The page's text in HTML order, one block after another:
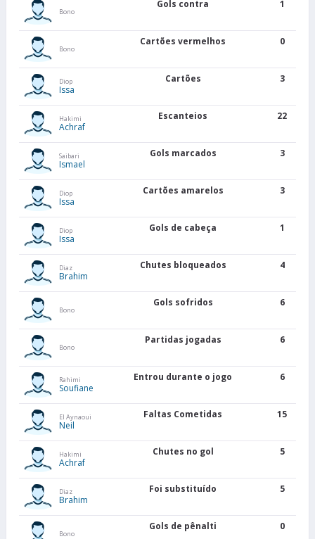
Bono
Gols contra 1
Bono
Cartões vermelhos 0
Diop
Issa
Cartões 3
Hakimi
Achraf
Escanteios 22
Saibari
Ismael
Gols marcados 3
Diop
Issa
Cartões amarelos 3
Diop
Issa
Gols de cabeça 1
Diaz
Brahim
Chutes bloqueados 4
Bono
Gols sofridos 6
Bono
Partidas jogadas 6
Rahimi
Soufiane
Entrou durante o jogo 6
El Aynaoui
Neil
Faltas Cometidas 15
Hakimi
Achraf
Chutes no gol 5
Diaz
Brahim
Foi substituído 5
Bono
Gols de pênalti 0